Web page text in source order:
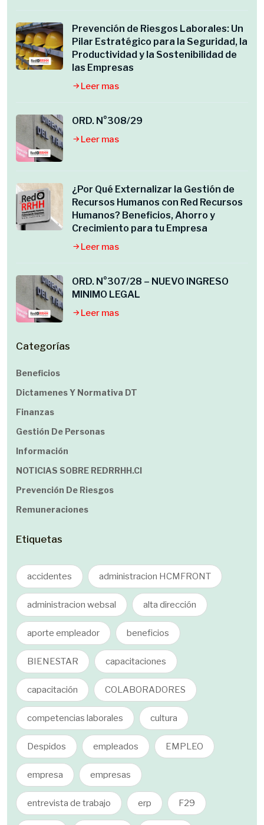
Prevención de Riesgos Laborales: Un
Pilar Estratégico para la Seguridad, la
Productividad y la Sostenibilidad de
las Empresas
Leer mas
ORD. N°308/29
Leer mas
¿Por Qué Externalizar la Gestión de
Recursos Humanos con Red Recursos
Humanos? Beneficios, Ahorro y
Crecimiento para tu Empresa
Leer mas
ORD. N°307/28 – NUEVO INGRESO
MINIMO LEGAL
Leer mas
Categorías
Beneficios
Dictamenes Y Normativa DT
Finanzas
Gestión De Personas
Información
NOTICIAS SOBRE REDRRHH.cl
Prevención De Riesgos
Remuneraciones
Etiquetas
accidentes administracion HCMFRONT
administracion websal alta dirección
aporte empleador beneficios
BIENESTAR capacitaciones
capacitación COLABORADORES
competencias laborales cultura
Despidos empleados EMPLEO
empresa empresas
entrevista de trabajo erp F29